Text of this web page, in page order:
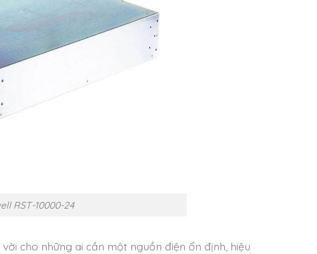
RST-10000-24
cho những ai cần một nguồn điện ổn định, hiệu